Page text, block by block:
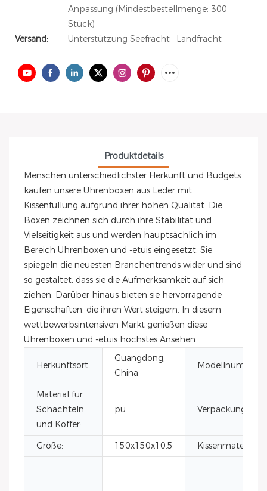
Anpassung (Mindestbestellmenge: 300
Stück)
Versand:
Unterstützung Seefracht · Landfracht
Produktdetails
Menschen unterschiedlichster Herkunft und Budgets
kaufen unsere Uhrenboxen aus Leder mit
Kissenfüllung aufgrund ihrer hohen Qualität. Die
Boxen zeichnen sich durch ihre Stabilität und
Vielseitigkeit aus und werden hauptsächlich im
Bereich Uhrenboxen und -etuis eingesetzt. Sie
spiegeln die neuesten Branchentrends wider und sind
so gestaltet, dass sie die Aufmerksamkeit auf sich
ziehen. Darüber hinaus bieten sie hervorragende
Eigenschaften, die ihren Wert steigern. In diesem
wettbewerbsintensiven Markt genießen diese
Uhrenboxen und -etuis höchstes Ansehen.
Herkunftsort:
Guangdong,
China
Modellnummer:
Material für
Schachteln
und Koffer:
pu
Größe: 150x150x10.5 Kissenmaterial: